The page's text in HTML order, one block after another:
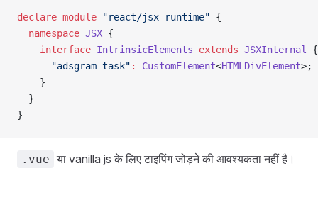
declare module "react/jsx-runtime" {
  namespace
JSX {
    interface
IntrinsicElements extends JSXInternal
{
      "adsgram-task"
: CustomElement<HTMLDivElement>;
    }
  }
}
.vue या vanilla js के लिए टाइपिंग जोड़ने की आवश्यकता नहीं है।